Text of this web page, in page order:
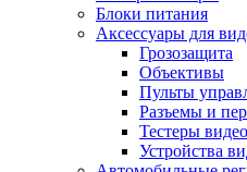
Блоки питания
Аксессуары для
Грозозащита
Объективы
Пульты
Разъемы и
Тестеры
Устройства